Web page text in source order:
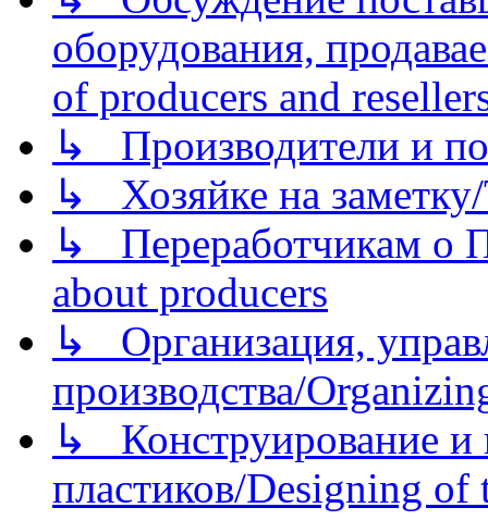
оборудования,
of producers and
↳ Производители и
↳ Хозяйке на
↳ Переработчикам о
about producers
↳ Организация,
производства/
↳ Конструирование и
пластиков/Designing of